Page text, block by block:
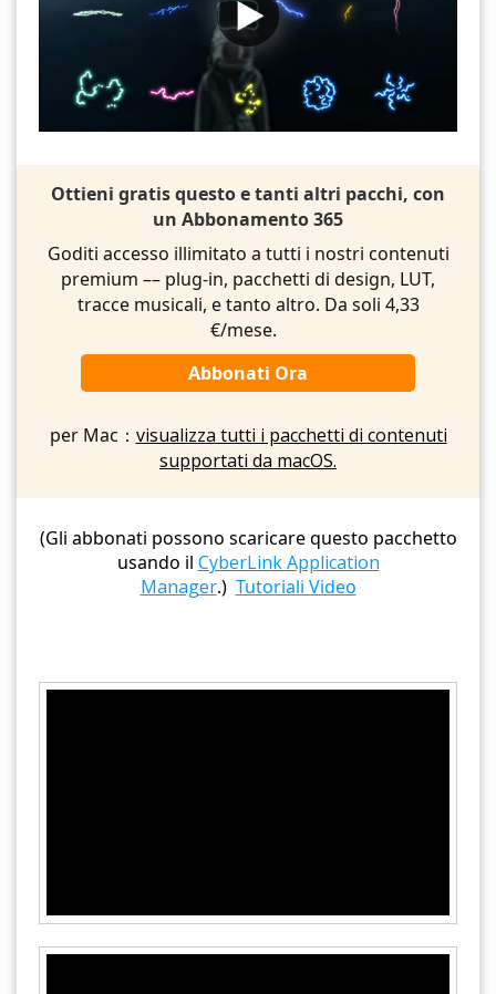
Ottieni gratis questo e tanti altri pacchi, con
un Abbonamento 365
Goditi accesso illimitato a tutti i nostri contenuti
premium –– plug-in, pacchetti di design, LUT,
tracce musicali, e tanto altro. Da soli 4,33
€/mese.
Abbonati Ora
per Mac： visualizza tutti i pacchetti di contenuti
supportati da macOS.
(Gli abbonati possono scaricare questo pacchetto
usando il CyberLink Application
Manager.) Tutoriali Video